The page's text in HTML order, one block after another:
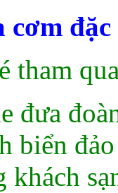
cơm
tham
đưa
biển
khách